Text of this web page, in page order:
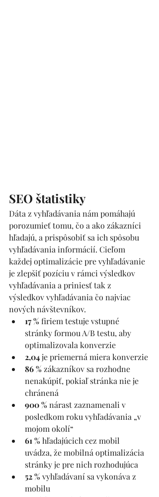
SEO štatistiky
​Dáta z vyhľadávania nám pomáhajú
porozumieť tomu, čo a ako zákazníci
hľadajú, a prispôsobiť sa ich spôsobu
vyhľadávania informácií. Cieľom
každej optimalizácie pre vyhľadávanie
je zlepšiť pozíciu v rámci výsledkov
vyhľadávania a priniesť tak z
výsledkov vyhľadávania čo najviac
nových návštevníkov.
17 % firiem testuje vstupné
stránky formou A/B testu, aby
optimalizovala konverzie
2,04 je priemerná miera konverzie
86 % zákazníkov sa rozhodne
nenakúpiť, pokiaľ stránka nie je
chránená
900 % nárast zaznamenali v
posledkom roku vyhľadávania „v
mojom okolí“
61 % hľadajúcich cez mobil
uvádza, že mobilná optimalizácia
stránky je pre nich rozhodujúca
52 % vyhľadávaní sa vykonáva z
mobilu